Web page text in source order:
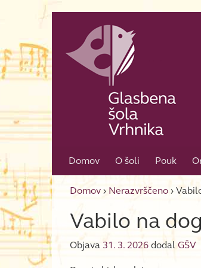
Domov O šoli Pouk
Domov › Nerazvrščeno ›
Vabilo na
Objava 31. 3. 2026 dodal GŠV